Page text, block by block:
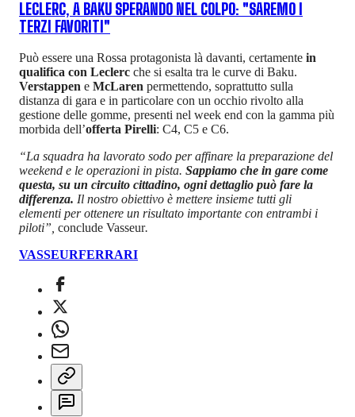
LECLERC, A BAKU SPERANDO NEL COLPO: "SAREMO I
TERZI FAVORITI"
Può essere una Rossa protagonista là davanti, certamente in
qualifica con Leclerc che si esalta tra le curve di Baku.
Verstappen e McLaren permettendo, soprattutto sulla
distanza di gara e in particolare con un occhio rivolto alla
gestione delle gomme, presenti nel week end con la gamma più
morbida dell’offerta Pirelli: C4, C5 e C6.
“La squadra ha lavorato sodo per affinare la preparazione del
weekend e le operazioni in pista. Sappiamo che in gare come
questa, su un circuito cittadino, ogni dettaglio può fare la
differenza. Il nostro obiettivo è mettere insieme tutti gli
elementi per ottenere un risultato importante con entrambi i
piloti”, conclude Vasseur.
VASSEURFERRARI